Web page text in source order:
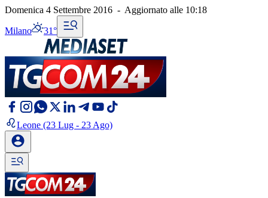
Domenica 4 Settembre 2016 - Aggiornato alle 10:18
Milano 31°
Leone (23 Lug - 23 Ago)